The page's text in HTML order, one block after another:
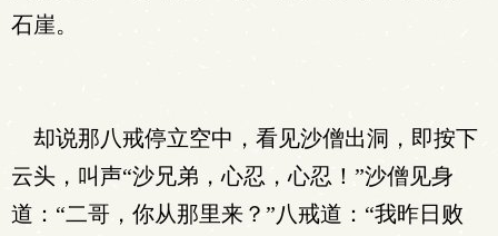
石崖。
却说那八戒停立空中，看见沙僧出洞，即按下
云头，叫声“沙兄弟，心忍，心忍！”沙僧见身
道：“二哥，你从那里来？”八戒道：“我昨日败